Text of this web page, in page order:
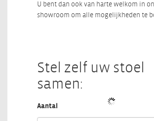
U bent dan ook van harte welkom in
showroom om alle mogelijkheden te
Stel zelf uw stoel
samen:
Aantal